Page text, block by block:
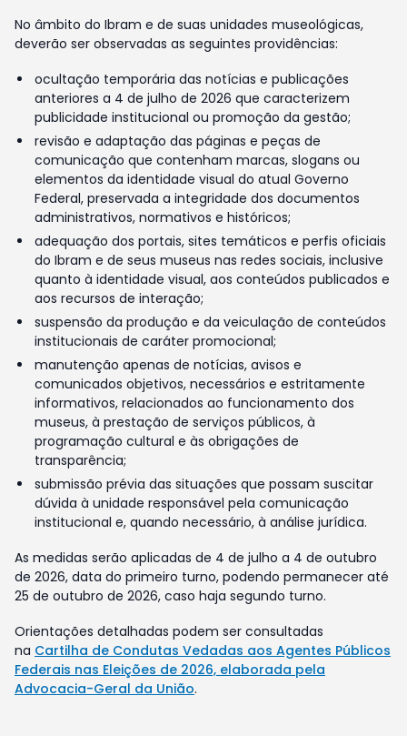
No âmbito do Ibram e de suas unidades museológicas,
deverão ser observadas as seguintes providências:
ocultação temporária das notícias e publicações
anteriores a 4 de julho de 2026 que caracterizem
publicidade institucional ou promoção da gestão;
revisão e adaptação das páginas e peças de
comunicação que contenham marcas, slogans ou
elementos da identidade visual do atual Governo
Federal, preservada a integridade dos documentos
administrativos, normativos e históricos;
adequação dos portais, sites temáticos e perfis oficiais
do Ibram e de seus museus nas redes sociais, inclusive
quanto à identidade visual, aos conteúdos publicados e
aos recursos de interação;
suspensão da produção e da veiculação de conteúdos
institucionais de caráter promocional;
manutenção apenas de notícias, avisos e
comunicados objetivos, necessários e estritamente
informativos, relacionados ao funcionamento dos
museus, à prestação de serviços públicos, à
programação cultural e às obrigações de
transparência;
submissão prévia das situações que possam suscitar
dúvida à unidade responsável pela comunicação
institucional e, quando necessário, à análise jurídica.
As medidas serão aplicadas de 4 de julho a 4 de outubro
de 2026, data do primeiro turno, podendo permanecer até
25 de outubro de 2026, caso haja segundo turno.
Orientações detalhadas podem ser consultadas
na Cartilha de Condutas Vedadas aos Agentes Públicos
Federais nas Eleições de 2026, elaborada pela
Advocacia-Geral da União.